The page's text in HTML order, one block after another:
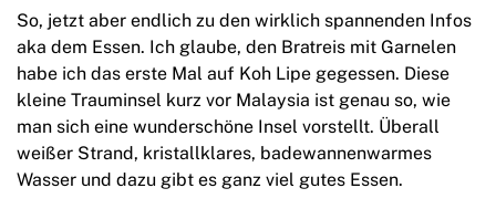
So, jetzt aber endlich zu den wirklich spannenden Infos
aka dem Essen. Ich glaube, den Bratreis mit Garnelen
habe ich das erste Mal auf Koh Lipe gegessen. Diese
kleine Trauminsel kurz vor Malaysia ist genau so, wie
man sich eine wunderschöne Insel vorstellt. Überall
weißer Strand, kristallklares, badewannenwarmes
Wasser und dazu gibt es ganz viel gutes Essen.